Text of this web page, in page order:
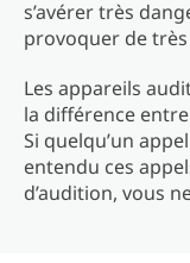
s’avérer très
provoquer de
Les appareils
la différence
Si quelqu’un
entendu ces
d’audition, vous